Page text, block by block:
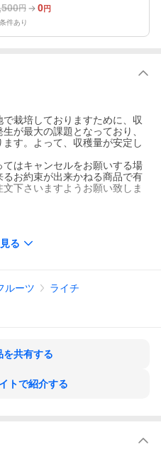
円 0円
件あり
栽培しておりますために、収
が最大の課題となっており、
す。よって、収穫量が安定し
はキャンセルをお願いする場
お約束が出来かねる商品で有
下さいますようお願い致しま
たものを販売していきます。
せセットの商品も盛りだくさ
ンデー・ホワイトデー・お土
し・御祝・御礼・御挨拶・プ
子・快気祝い・快気内祝い・
進学内祝・入学内祝・お供え
る
ルーツ ライチ
を共有する
トで紹介する